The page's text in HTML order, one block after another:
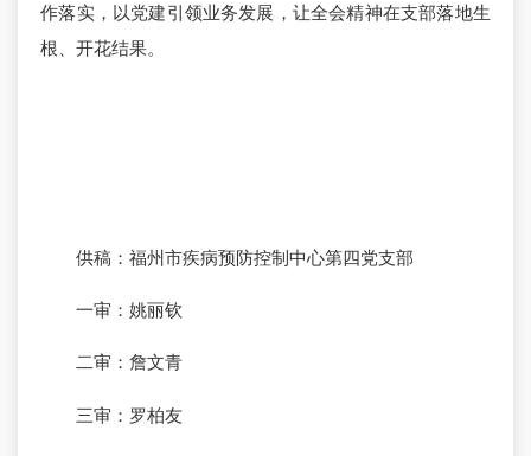
作落实，以党建引领业务发展，让全会精神在支部落地生
根、开花结果。
供稿：福州市疾病预防控制中心第四党支部
一审：姚丽钦
二审：詹文青
三审：罗柏友